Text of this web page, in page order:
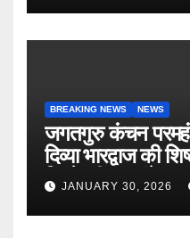
BREAKING NEWS NEWS
जगतगुरु कंचन
दिव्या भारद्वाज की
जिम्मेदारी का संकेत
JANUARY 30, 2026